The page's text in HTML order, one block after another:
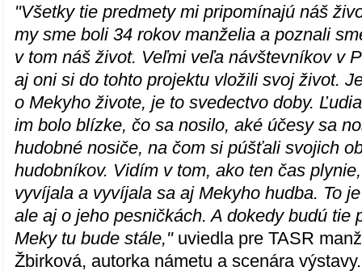
"Všetky tie predmety mi pripomínajú náš
my sme boli 34 rokov manželia a poznali
v tom náš život. Veľmi veľa návštevníkov v
aj oni si do tohto projektu vložili svoj život.
o Mekyho živote, je to svedectvo doby.
im bolo blízke, čo sa nosilo, aké účesy sa
hudobné nosiče, na čom si púšťali svojich
hudobníkov. Vidím v tom, ako ten čas
vyvíjala a vyvíjala sa aj Mekyho hudba. To
ale aj o jeho pesničkách. A dokedy budú tie
Meky tu bude stále," uviedla pre TASR
Žbirková, autorka námetu a scenára výstavy.